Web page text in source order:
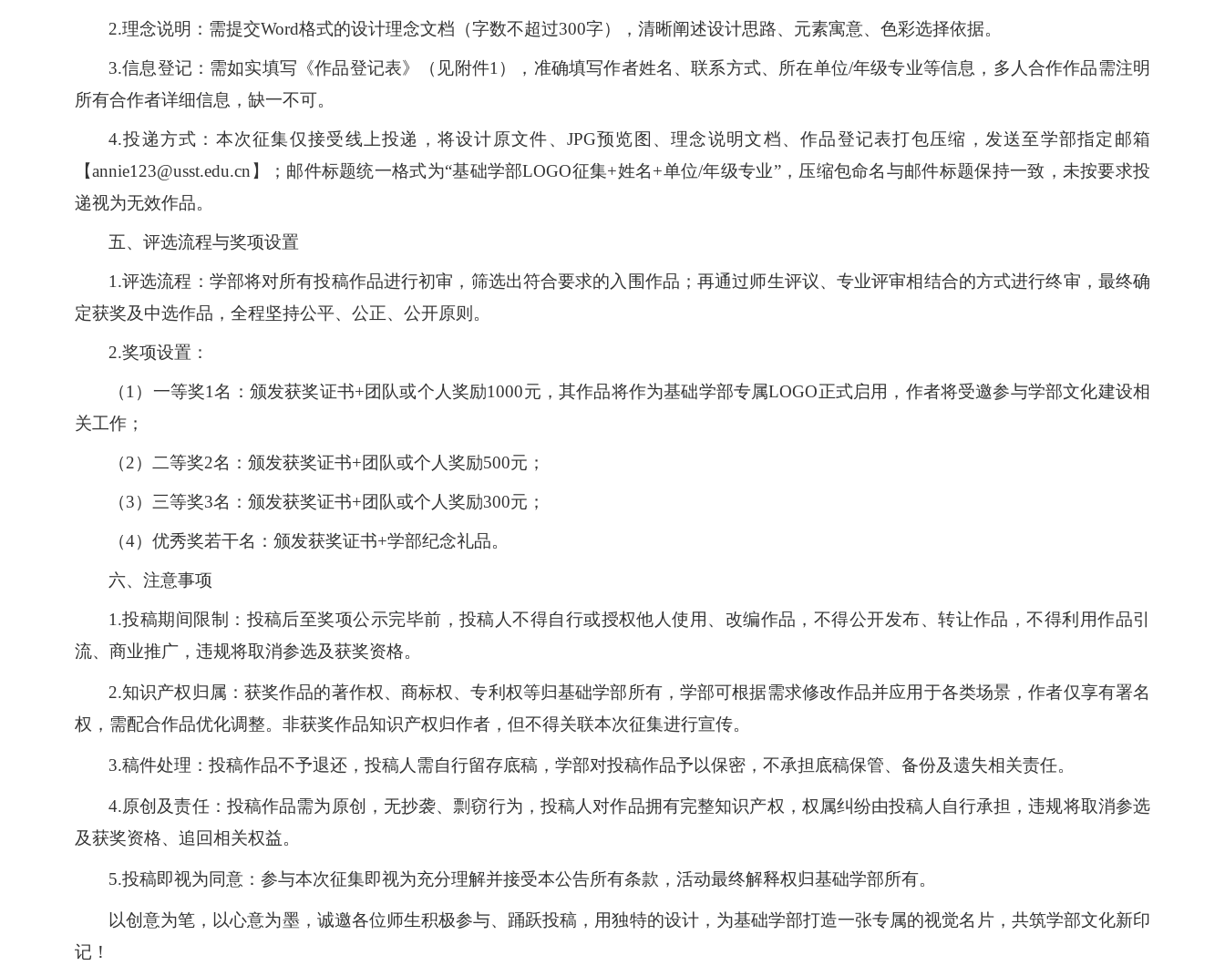
2.理念说明：需提交Word格式的设计理念文档（字数不超过300字），清晰阐述设计思路、元素寓意、色彩选择依据。
3.信息登记：需如实填写《作品登记表》 （见附件1） ，准确填写作者姓名、联系方式、所在单位/年级专业等信息，多人合作作品需注明
所有合作者详细信息，缺一不可。
4.投递方式：本次征集仅接受线上投递，将设计原文件、JPG预览图、理念说明文档、作品登记表打包压缩，发送至学部指定邮箱
【annie123@usst.edu.cn 】；邮件标题统一格式为“基础学部LOGO征集+姓名+单位/年级专业”，压缩包命名与邮件标题保持一致，未按要求投
递视为无效作品。
五、评选流程与奖项设置
1.评选流程：学部将对所有投稿作品进行初审，筛选出符合要求的入围作品；再通过师生评议、专业评审相结合的方式进行终审，最终确
定获奖及中选作品，全程坚持公平、公正、公开原则。
2.奖项设置：
（1）一等奖1名：颁发获奖证书+团队或个人奖励1000元，其作品将作为基础学部专属LOGO正式启用，作者将受邀参与学部文化建设相
关工作；
（2）二等奖2名：颁发获奖证书+团队或个人奖励500元 ；
（3）三等奖3名：颁发获奖证书+团队或个人奖励300元 ；
（4）优秀奖若干名：颁发获奖证书+学部纪念礼品。
六、注意事项
1.投稿期间限制：投稿后至奖项公示完毕前，投稿人不得自行或授权他人使用、改编作品，不得公开发布、转让作品，不得利用作品引
流、商业推广，违规将取消参选及获奖资格。
2.知识产权归属：获奖作品的著作权、商标权、专利权等归基础学部所有，学部可根据需求修改作品并应用于各类场景，作者仅享有署名
权，需配合作品优化调整。非获奖作品知识产权归作者，但不得关联本次征集进行宣传。
3.稿件处理：投稿作品不予退还，投稿人需自行留存底稿，学部对投稿作品予以保密，不承担底稿保管、备份及遗失相关责任。
4.原创及责任：投稿作品需为原创，无抄袭、剽窃行为，投稿人对作品拥有完整知识产权，权属纠纷由投稿人自行承担，违规将取消参选
及获奖资格、追回相关权益。
5.投稿即视为同意：参与本次征集即视为充分理解并接受本公告所有条款，活动最终解释权归基础学部所有。
以创意为笔，以心意为墨，诚邀各位师生积极参与、踊跃投稿，用独特的设计，为基础学部打造一张专属的视觉名片，共筑学部文化新印
记！